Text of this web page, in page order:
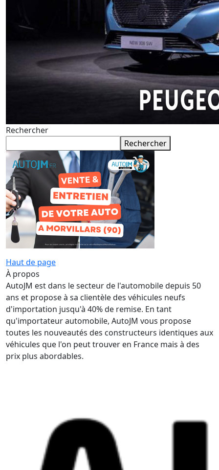
Rechercher
Rechercher
Haut de page
À propos
AutoJM est dans le secteur de l'automobile depuis 50
ans et propose à sa clientèle des véhicules neufs
d'importation jusqu'à 40% de remise. En tant
qu'importateur automobile, AutoJM vous propose
toutes les nouveautés des constructeurs identiques aux
véhicules que l'on peut trouver en France mais à des
prix plus abordables.